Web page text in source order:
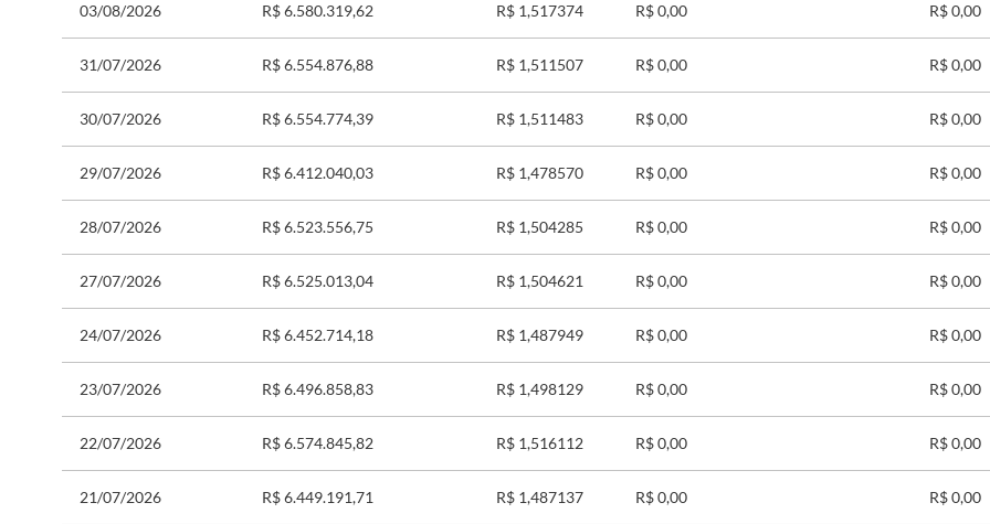
03/08/2026 R$ 6.580.319,62 R$ 1,517374 R$ 0,00 R$ 0,00
31/07/2026 R$ 6.554.876,88 R$ 1,511507 R$ 0,00 R$ 0,00
30/07/2026 R$ 6.554.774,39 R$ 1,511483 R$ 0,00 R$ 0,00
29/07/2026 R$ 6.412.040,03 R$ 1,478570 R$ 0,00 R$ 0,00
28/07/2026 R$ 6.523.556,75 R$ 1,504285 R$ 0,00 R$ 0,00
27/07/2026 R$ 6.525.013,04 R$ 1,504621 R$ 0,00 R$ 0,00
24/07/2026 R$ 6.452.714,18 R$ 1,487949 R$ 0,00 R$ 0,00
23/07/2026 R$ 6.496.858,83 R$ 1,498129 R$ 0,00 R$ 0,00
22/07/2026 R$ 6.574.845,82 R$ 1,516112 R$ 0,00 R$ 0,00
21/07/2026 R$ 6.449.191,71 R$ 1,487137 R$ 0,00 R$ 0,00